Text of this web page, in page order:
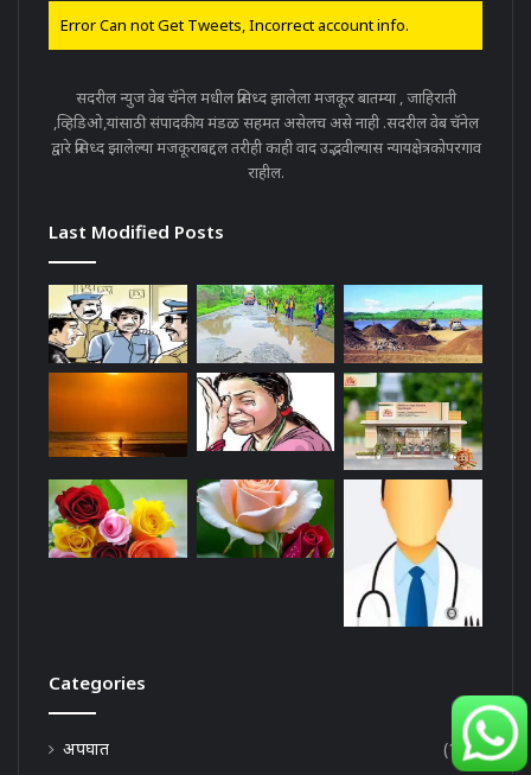
Error Can not Get Tweets, Incorrect account info.
सदरील न्युज वेब चॅनेल मधील प्रसिध्द झालेला मजकूर बातम्या , जाहिराती
,व्हिडिओ,यांसाठी संपादकीय मंडळ सहमत असेलच असे नाही .सदरील वेब चॅनेल
द्वारे प्रसिध्द झालेल्या मजकूराबद्दल तरीही काही वाद उद्भवील्यास न्यायक्षेत्रकोपरगाव
राहील.
Last Modified Posts
Categories
अपघात
(130)